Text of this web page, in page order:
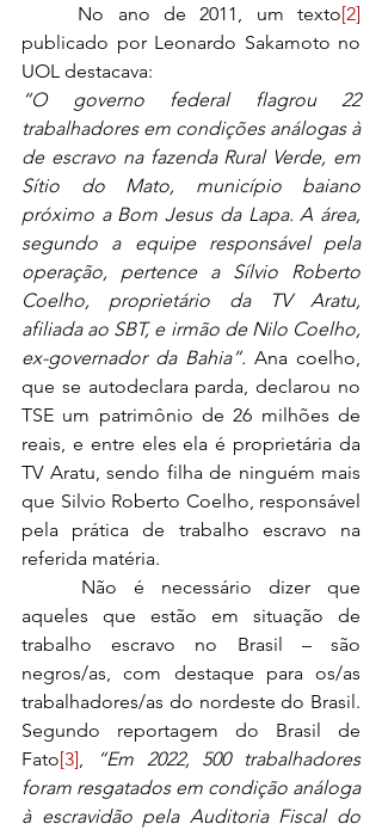
	No ano de 2011, um texto
[2]
publicado por Leonardo Sakamoto no
UOL destacava:
“O governo federal flagrou 22
trabalhadores em condições análogas à
de escravo na fazenda Rural Verde, em
Sítio do Mato, município baiano
próximo a Bom Jesus da Lapa. A área,
segundo a equipe responsável pela
operação, pertence a Sílvio Roberto
Coelho, proprietário da TV Aratu,
afiliada ao SBT, e irmão de Nilo Coelho,
ex-governador da Bahia”. Ana coelho,
que se autodeclara parda, declarou no
TSE um patrimônio de 26 milhões de
reais, e entre eles ela é proprietária da
TV Aratu, sendo filha de ninguém mais
que Silvio Roberto Coelho, responsável
pela prática de trabalho escravo na
referida matéria.
aqueles que estão em situação de
trabalho escravo no Brasil – são
negros/as, com destaque para os/as
trabalhadores/as do nordeste do Brasil.
Segundo reportagem do Brasil de
Fato[3]
“Em 2022, 500 trabalhadores
foram resgatados em condição análoga
à escravidão pela Auditoria Fiscal do